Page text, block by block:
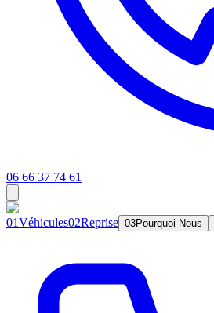
06 66 37 74 61
01Véhicules02Reprise 03Pourquoi Nous